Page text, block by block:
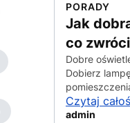
PORADY
Jak
co
Dobre
Dobierz
Czytaj
admin